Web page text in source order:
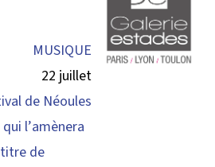
MUSIQUE
22 juillet
de Néoules
l’amènera
titre de